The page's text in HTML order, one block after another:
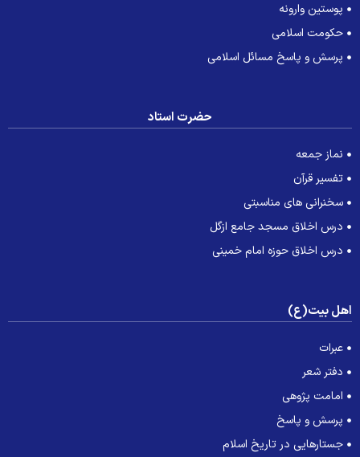
پوستین وارونه
حکومت اسلامی
پرسش و پاسخ مسائل اسلامی
حضرت استاد
نماز جمعه
تفسیر قرآن
سخنرانی های مناسبتی
درس اخلاق مسجد جامع ازگل
درس اخلاق حوزه امام خمینی
بیت(ع)
عبرات
دفتر شعر
امامت پژوهی
پرسش و پاسخ
جستارهایی در تاریخ اسلام